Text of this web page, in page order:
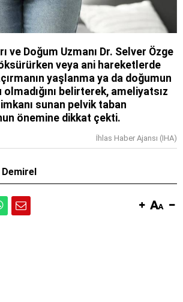
ve Doğum Uzmanı Dr. Selver Özge
veya ani hareketlerde
yaşlanma ya da doğumun
belirterek, ameliyatsız
sunan pelvik taban
önemine dikkat çekti.
İhlas Haber Ajansı (IHA)
Demirel